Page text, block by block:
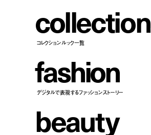
collection
コレクションルック一覧
fashion
デジタルで表現するファッションストーリー
beauty